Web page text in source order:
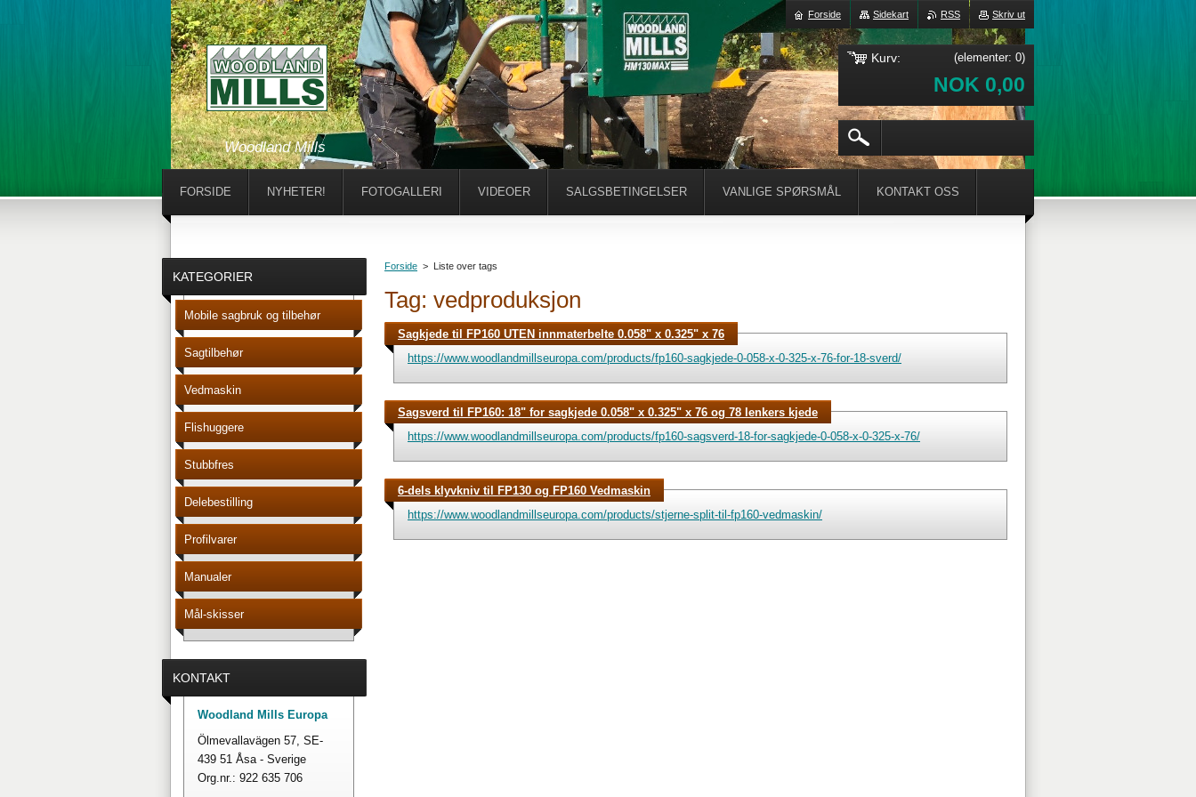
Woodland Mills
Forside > Liste over tags
Tag: vedproduksjon
Sagkjede til FP160 UTEN innmaterbelte 0.058" x 0.325" x 76
https://www.woodlandmillseuropa.com/products/fp160-sagkjede-0-058-x-0-325-x-76-for-18-sverd/
Sagsverd til FP160: 18" for sagkjede 0.058" x 0.325" x 76 og 78 lenkers kjede
https://www.woodlandmillseuropa.com/products/fp160-sagsverd-18-for-sagkjede-0-058-x-0-325-x-76/
6-dels klyvkniv til FP130 og FP160 Vedmaskin
https://www.woodlandmillseuropa.com/products/stjerne-split-til-fp160-vedmaskin/
KATEGORIER
Mobile sagbruk og tilbehør
Sagtilbehør
Vedmaskin
Flishuggere
Stubbfres
Delebestilling
Profilvarer
Manualer
Mål-skisser
KONTAKT
Woodland Mills Europa
Ölmevallavägen 57, SE-
439 51 Åsa - Sverige
Org.nr.: 922 635 706
FORSIDE NYHETER! FOTOGALLERI VIDEOER SALGSBETINGELSER VANLIGE SPØRSMÅL KONTAKT OSS
Skriv ut
RSS
Sidekart
Forside
Kurv: (elementer: 0)
NOK 0,00